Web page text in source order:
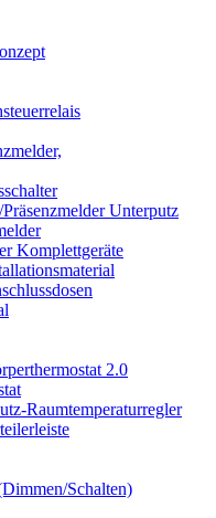
Unterputz
Komplettgeräte
2.0
Raumtemperaturregler
Schalten)